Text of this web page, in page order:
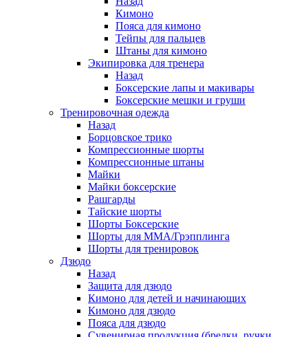
Кимоно
Пояса для кимоно
Тейпы для пальцев
Штаны для кимоно
Экипировка для тренера
Назад
Боксерские лапы и макивары
Боксерские мешки и груши
Тренировочная одежда
Назад
Борцовское трико
Компрессионные шорты
Компрессионные штаны
Майки
Майки боксерские
Рашгарды
Тайские шорты
Шорты Боксерские
Шорты для ММА/Грэпплинга
Шорты для тренировок
Дзюдо
Назад
Защита для дзюдо
Кимоно для детей и начинающих
Кимоно для дзюдо
Пояса для дзюдо